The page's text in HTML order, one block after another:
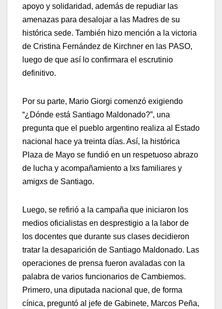
apoyo y solidaridad, además de repudiar las
amenazas para desalojar a las Madres de su
histórica sede. También hizo mención a la victoria
de Cristina Fernández de Kirchner en las PASO,
luego de que así lo confirmara el escrutinio
definitivo.
Por su parte, Mario Giorgi comenzó exigiendo
“¿Dónde está Santiago Maldonado?”, una
pregunta que el pueblo argentino realiza al Estado
nacional hace ya treinta días. Así, la histórica
Plaza de Mayo se fundió en un respetuoso abrazo
de lucha y acompañamiento a lxs familiares y
amigxs de Santiago.
Luego, se refirió a la campaña que iniciaron los
medios oficialistas en desprestigio a la labor de
los docentes que durante sus clases decidieron
tratar la desaparición de Santiago Maldonado. Las
operaciones de prensa fueron avaladas con la
palabra de varios funcionarios de Cambiemos.
Primero, una diputada nacional que, de forma
cínica, preguntó al jefe de Gabinete, Marcos Peña,